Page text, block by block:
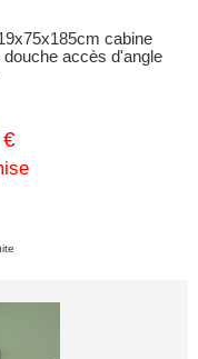
cabine
accès d'angle